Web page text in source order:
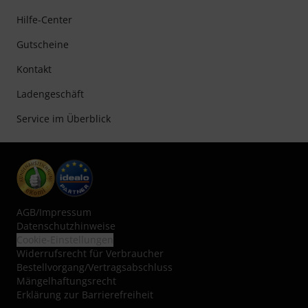
Hilfe-Center
Gutscheine
Kontakt
Ladengeschäft
Service im Überblick
AGB/Impressum
Datenschutzhinweise
Widerrufsrecht für Verbraucher
Bestellvorgang/Vertragsabschluss
Mängelhaftungsrecht
Erklärung zur Barrierefreiheit